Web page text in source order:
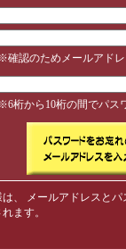
確認のためメールアド
桁から10桁の間でパス
、 メールアドレスと
ます。